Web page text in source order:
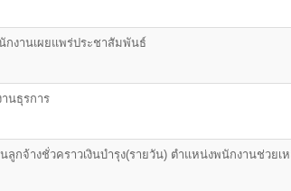
กงานเผยแพร่ประชาสัมพันธ์
นธุรการ
ลูกจ้างชั่วคราวเงินบำรุง(รายวัน) ตำแหน่งพนักงานช่วย